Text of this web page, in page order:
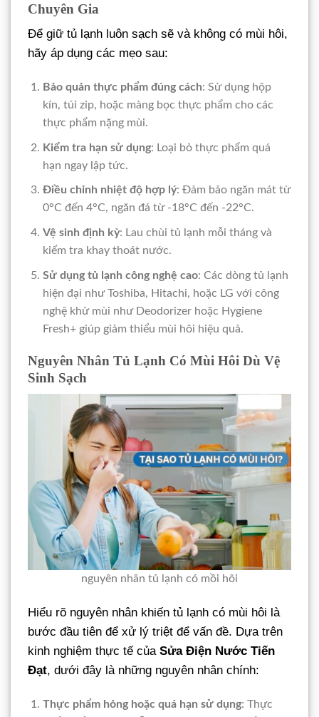
Chuyên Gia
Để giữ tủ lạnh luôn sạch sẽ và không có mùi hôi,
hãy áp dụng các mẹo sau:
Bảo quản thực phẩm đúng cách: Sử dụng hộp
kín, túi zip, hoặc màng bọc thực phẩm cho các
thực phẩm nặng mùi.
Kiểm tra hạn sử dụng: Loại bỏ thực phẩm quá
hạn ngay lập tức.
Điều chỉnh nhiệt độ hợp lý: Đảm bảo ngăn mát từ
0°C đến 4°C, ngăn đá từ -18°C đến -22°C.
Vệ sinh định kỳ: Lau chùi tủ lạnh mỗi tháng và
kiểm tra khay thoát nước.
Sử dụng tủ lạnh công nghệ cao: Các dòng tủ lạnh
hiện đại như Toshiba, Hitachi, hoặc LG với công
nghệ khử mùi như Deodorizer hoặc Hygiene
Fresh+ giúp giảm thiểu mùi hôi hiệu quả.
Nguyên Nhân Tủ Lạnh Có Mùi Hôi Dù Vệ
Sinh Sạch
nguyên nhân tủ lạnh có mồi hôi
Hiểu rõ nguyên nhân khiến tủ lạnh có mùi hôi là
bước đầu tiên để xử lý triệt để vấn đề. Dựa trên
kinh nghiệm thực tế của Sửa Điện Nước Tiến
Đạt, dưới đây là những nguyên nhân chính:
Thực phẩm hỏng hoặc quá hạn sử dụng: Thực